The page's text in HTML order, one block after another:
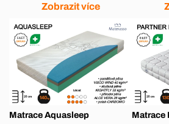
Zobrazit více
Matrace Aquasleep Matrace